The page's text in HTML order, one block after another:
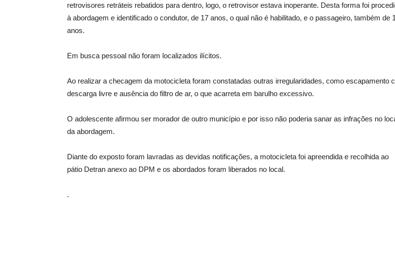
retrovisores retráteis rebatidos para dentro, logo, o retrovisor estava inoperante. Desta forma foi
à abordagem e identificado o condutor, de 17 anos, o qual não é habilitado, e o passageiro, também de
anos.
Em busca pessoal não foram localizados ilícitos.
Ao realizar a checagem da motocicleta foram constatadas outras irregularidades, como escapamento
descarga livre e ausência do filtro de ar, o que acarreta em barulho excessivo.
O adolescente afirmou ser morador de outro município e por isso não poderia sanar as infrações no
da abordagem.
Diante do exposto foram lavradas as devidas notificações, a motocicleta foi apreendida e recolhida ao
pátio Detran anexo ao DPM e os abordados foram liberados no local.
.